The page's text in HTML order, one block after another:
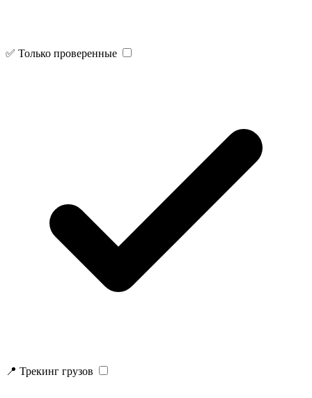
✅ Только проверенные
📍 Трекинг грузов